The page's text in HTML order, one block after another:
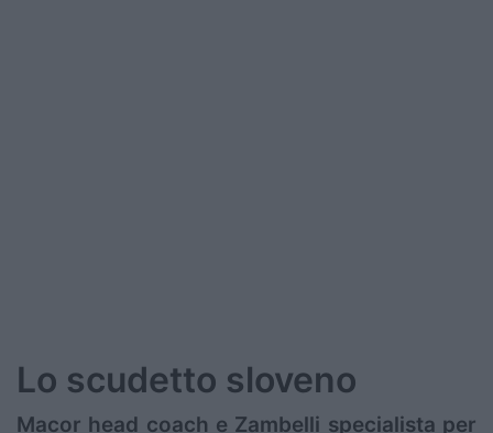
Lo scudetto sloveno
Macor head coach e Zambelli specialista per